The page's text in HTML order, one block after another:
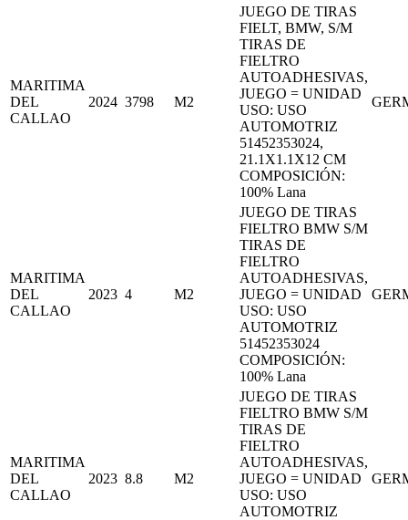
MARITIMA
DEL
CALLAO
2024 3798 M2
JUEGO DE TIRAS
FIELT, BMW, S/M
TIRAS DE
FIELTRO
AUTOADHESIVAS,
JUEGO = UNIDAD
USO: USO
AUTOMOTRIZ
51452353024,
21.1X1.1X12 CM
COMPOSICIÓN:
100% Lana
MARITIMA
DEL
CALLAO
2023 4 M2
JUEGO DE TIRAS
FIELTRO BMW S/M
TIRAS DE
FIELTRO
AUTOADHESIVAS,
JUEGO = UNIDAD
USO: USO
AUTOMOTRIZ
51452353024
COMPOSICIÓN:
100% Lana
MARITIMA
DEL
CALLAO
2023 8.8 M2
JUEGO DE TIRAS
FIELTRO BMW S/M
TIRAS DE
FIELTRO
AUTOADHESIVAS,
JUEGO = UNIDAD
USO: USO
AUTOMOTRIZ